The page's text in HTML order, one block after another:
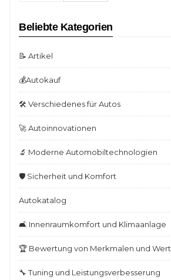
Beliebte Kategorien
📝 Artikel
💰Autokauf
🛠️ Verschiedenes für Autos
🚀 Autoinnovationen
🔬 Moderne Automobiltechnologien
🛡️ Sicherheit und Komfort
Autokatalog
🛋️ Innenraumkomfort und Klimaanlage
🏆 Bewertung von Merkmalen und Wert
🔧 Tuning und Leistungsverbesserung